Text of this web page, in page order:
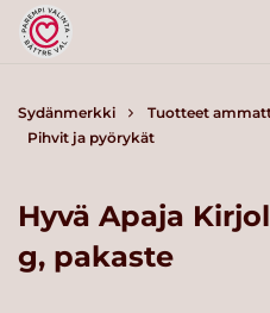
Sydänmerkki Tuotteet
Pihvit ja pyörykät
Hyvä Apaja
g, pakaste